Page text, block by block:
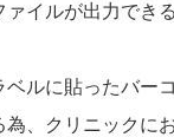
イルが出力でき
ルに貼ったバー
、クリニックに